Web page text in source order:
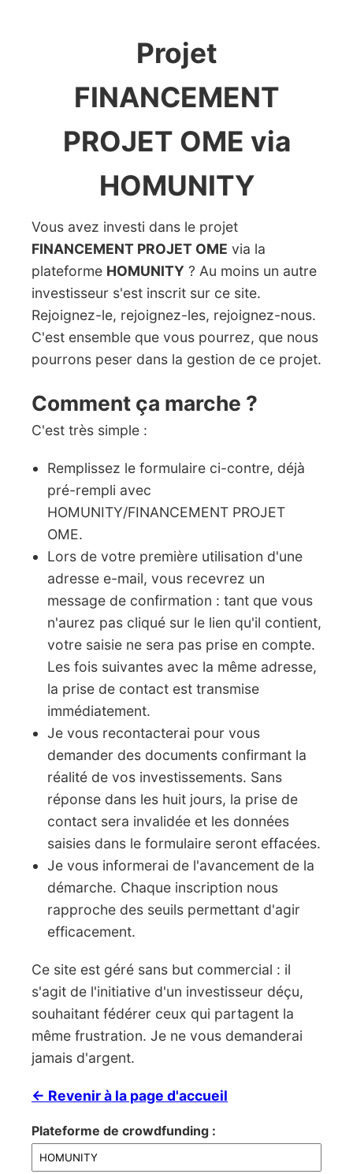
Projet
FINANCEMENT
PROJET OME via
HOMUNITY
Vous avez investi dans le projet
FINANCEMENT PROJET OME via la
plateforme HOMUNITY ? Au moins un autre
investisseur s'est inscrit sur ce site.
Rejoignez-le, rejoignez-les, rejoignez-nous.
C'est ensemble que vous pourrez, que nous
pourrons peser dans la gestion de ce projet.
Comment ça marche ?
C'est très simple :
Remplissez le formulaire ci-contre, déjà
pré-rempli avec
HOMUNITY/FINANCEMENT PROJET
OME.
Lors de votre première utilisation d'une
adresse e-mail, vous recevrez un
message de confirmation : tant que vous
n'aurez pas cliqué sur le lien qu'il contient,
votre saisie ne sera pas prise en compte.
Les fois suivantes avec la même adresse,
la prise de contact est transmise
immédiatement.
Je vous recontacterai pour vous
demander des documents confirmant la
réalité de vos investissements. Sans
réponse dans les huit jours, la prise de
contact sera invalidée et les données
saisies dans le formulaire seront effacées.
Je vous informerai de l'avancement de la
démarche. Chaque inscription nous
rapproche des seuils permettant d'agir
efficacement.
Ce site est géré sans but commercial : il
s'agit de l'initiative d'un investisseur déçu,
souhaitant fédérer ceux qui partagent la
même frustration. Je ne vous demanderai
jamais d'argent.
← Revenir à la page d'accueil
Plateforme de crowdfunding :